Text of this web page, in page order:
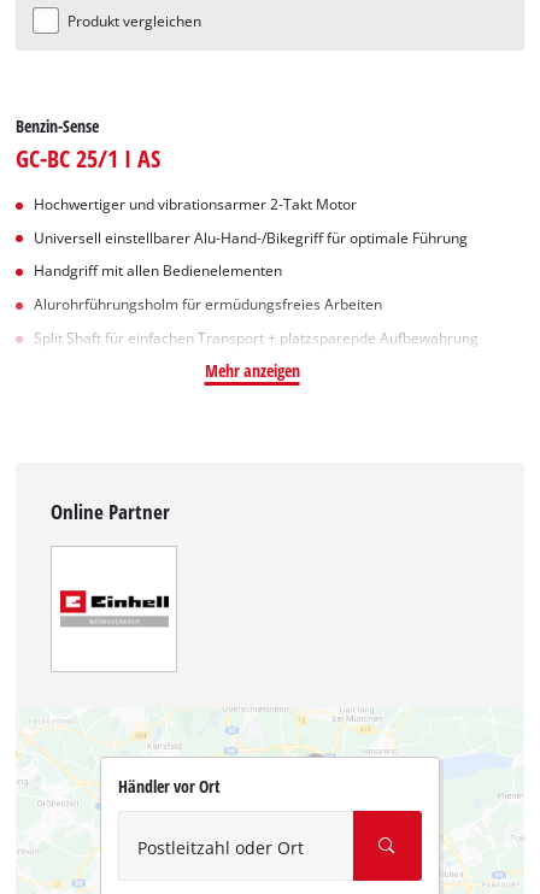
Produkt vergleichen
Benzin-Sense
GC-BC 25/1 I AS
Hochwertiger und vibrationsarmer 2-Takt Motor
Universell einstellbarer Alu-Hand-/Bikegriff für optimale Führung
Handgriff mit allen Bedienelementen
Alurohrführungsholm für ermüdungsfreies Arbeiten
Split Shaft für einfachen Transport + platzsparende Aufbewahrung
Mehr anzeigen
Online Partner
Händler vor Ort
Postleitzahl oder Ort